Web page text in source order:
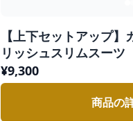
【上下セットアップ
リッシュスリムスーツ
¥9,300
商品の